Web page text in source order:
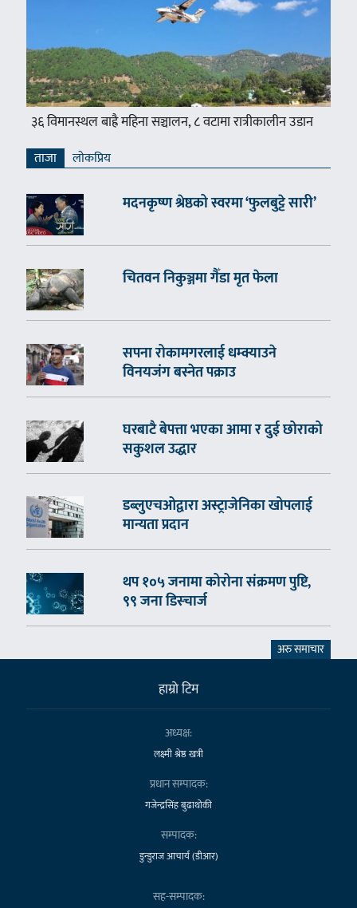
३६ विमानस्थल बाह्रै महिना सञ्चालन, ८ वटामा रात्रीकालीन उडान
ताजा लाेकप्रिय
मदनकृष्ण श्रेष्ठको स्वरमा ‘फुलबुट्टे सारी’
चितवन निकुञ्जमा गैँडा मृत फेला
सपना रोकामगरलाई धम्क्याउने
विनयजंग बस्नेत पक्राउ
घरबाटै बेपत्ता भएका आमा र दुई छोराको
सकुशल उद्धार
डब्लुएचओद्वारा अस्ट्राजेनिका खोपलाई
मान्यता प्रदान
थप १०५ जनामा कोरोना संक्रमण पुष्टि,
९९ जना डिस्चार्ज
अरु समाचार
हाम्राे टिम
अध्यक्ष:
लक्ष्मी श्रेष्ठ खत्री
प्रधान सम्पादक:
गजेन्द्रसिंह बुढाथोकी
सम्पादक:
डुन्डुराज आचार्य (डीआर)
सह-सम्पादक: